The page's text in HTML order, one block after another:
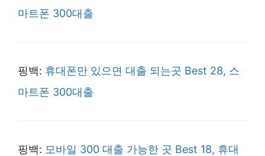
마트폰 300대출
핑백: 휴대폰만 있으면 대출 되는곳 Best 28, 스
마트폰 300대출
핑백: 모바일 300 대출 가능한 곳 Best 18, 휴대